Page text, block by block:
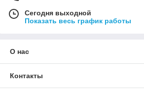
Сегодня выходной
Показать весь график работы
О нас
Контакты